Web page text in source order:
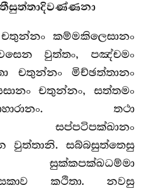
කම්මකිලෙසානං
වුත්තං, පඤ්චමං
චතුන්නං මිච්ඡත්තානං
චතුන්නං, සත්තමං
තථා
සප්පටිපක්ඛානං
වුත්තානි. සබ්බසුත්තෙසු
කථිතා. නවසු